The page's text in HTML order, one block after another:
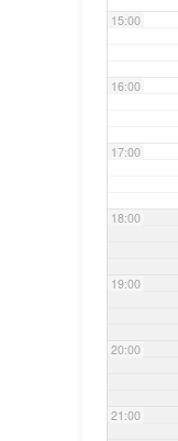
15:00
16:00
17:00
18:00
19:00
20:00
21:00